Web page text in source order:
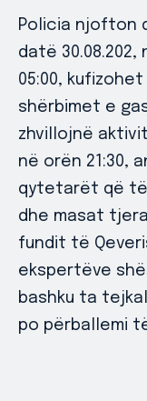
Policia njofton
datë 30.08.202,
05:00,
shërbimet e
zhvillojnë
në orën 21:30,
qytetarët që të
dhe masat
fundit të
ekspertëve
bashku ta
po përballemi